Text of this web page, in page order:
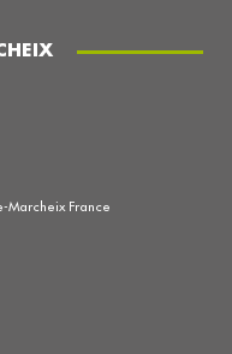
Marcheix France